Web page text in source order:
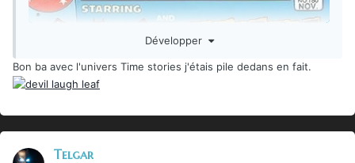
Développer
Bon ba avec l'univers Time stories j'étais pile dedans en fait.
Telgar